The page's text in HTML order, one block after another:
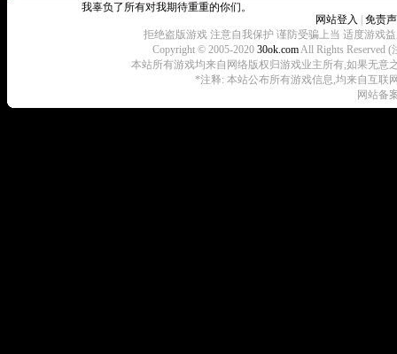
我辜负了所有对我期待重重的你们。
网站登入
免责
拒绝盗版游戏 注意自我保护 谨防受骗上当 适度游戏
Copyright © 2005-2020 30ok.comAll Rights Reserved
本站所有游戏均来自网络版权归游戏业主所有,如果无意
*注释: 本站公布所有游戏信息,均来自互联
网站备